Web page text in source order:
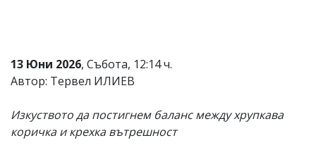
редакцията
отговорност
за
13 Юни 2026, Събота, 12:14 ч.
Автор: Тервел ИЛИЕВ
Изкуството да постигнем баланс между хрупкава
коричка и крехка вътрешност